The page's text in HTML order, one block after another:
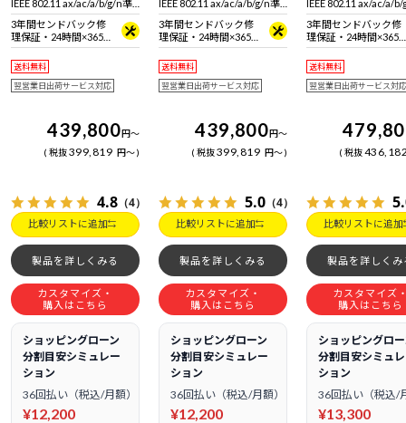
IEEE 802.11 ax/ac/a/b/g/n準
拠 ＋ Bluetooth 5内蔵
3年間センドバック修
理保証・24時間×365
日電話サポート
送料無料
翌営業日出荷サービス対応
439,800円～
税抜399,819 円～
4.8 （4）
比較リストに追加
製品を詳しくみる
カスタマイズ・
購入はこちら
ショッピングローン
分割目安シミュレー
ション
36回払い（税込/月額）
¥12,200
IEEE 802.11 ax/ac/a/b/g/n準
拠 ＋ Bluetooth 5内蔵
3年間センドバック修
理保証・24時間×365
日電話サポート
送料無料
翌営業日出荷サービス対応
439,800円～
税抜399,819 円～
5.0 （4）
比較リストに追加
製品を詳しくみる
カスタマイズ・
購入はこちら
ショッピングローン
分割目安シミュレー
ション
36回払い（税込/月額）
¥12,200
IEEE 802.11 ax/ac/a/
拠 ＋ Bluetooth 5内蔵
3年間センドバック修
理保証・24時間×365
日電話サポート
送料無料
翌営業日出荷サービス対応
税抜
比較リストに追加
製品を詳しくみ
カスタマイズ
購入はこちら
ショッピングロ
分割目安シミュ
ション
36回払い（税込/
¥13,300